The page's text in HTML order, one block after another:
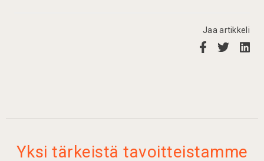
Jaa artikkeli
Yksi tärkeistä tavoitteistamme